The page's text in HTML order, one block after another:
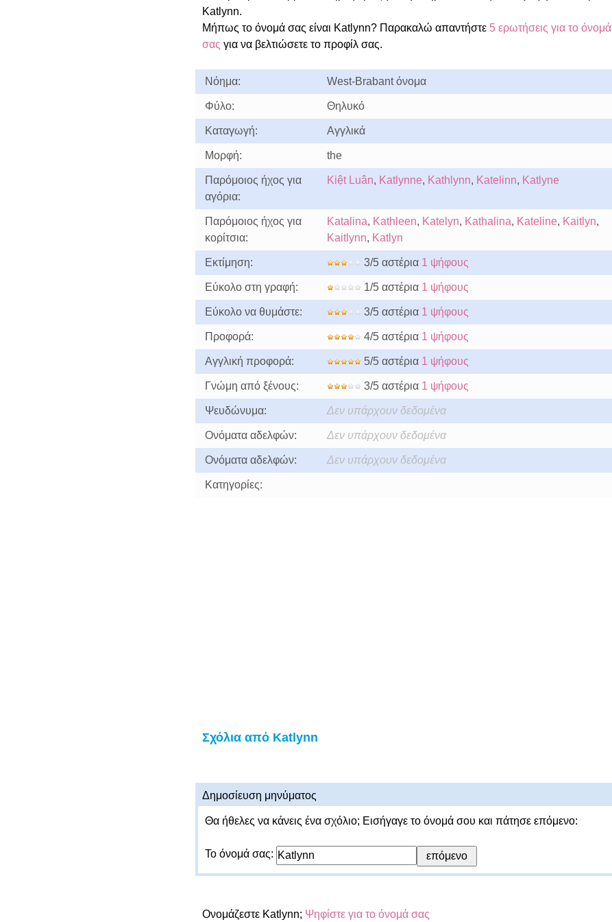
Katlynn.
Μήπως το όνομά σας είναι Katlynn? Παρακαλώ απαντήστε5 ερωτήσεις για το όνομά
σας για να βελτιώσετε το προφίλ σας.
Νόημα: West-Brabant όνομα
Φύλο: Θηλυκό
Καταγωγή: Αγγλικά
Μορφή: the
Παρόμοιος ήχος για
αγόρια:
Kiệt Luân, Katlynne, Kathlynn, Katelinn, Katlyne
Παρόμοιος ήχος για
κορίτσια:
Katalina, Kathleen, Katelyn, Kathalina, Kateline, Kaitlyn,
Kaitlynn, Katlyn
Εκτίμηση: 3/5 αστέρια 1 ψήφους
Εύκολο στη γραφή: 1/5 αστέρια 1 ψήφους
Εύκολο να θυμάστε: 3/5 αστέρια 1 ψήφους
Προφορά: 4/5 αστέρια 1 ψήφους
Αγγλική προφορά: 5/5 αστέρια 1 ψήφους
Γνώμη από ξένους: 3/5 αστέρια 1 ψήφους
Ψευδώνυμα: Δεν υπάρχουν δεδομένα
Ονόματα αδελφών: Δεν υπάρχουν δεδομένα
Ονόματα αδελφών: Δεν υπάρχουν δεδομένα
Κατηγορίες:
Σχόλια από Katlynn
Δημοσίευση μηνύματος
Θα ήθελες να κάνεις ένα σχόλιο; Εισήγαγε το όνομά σου και πάτησε επόμενο:
Το όνομά σας:
Ονομάζεστε Katlynn; Ψηφίστε για το όνομά σας